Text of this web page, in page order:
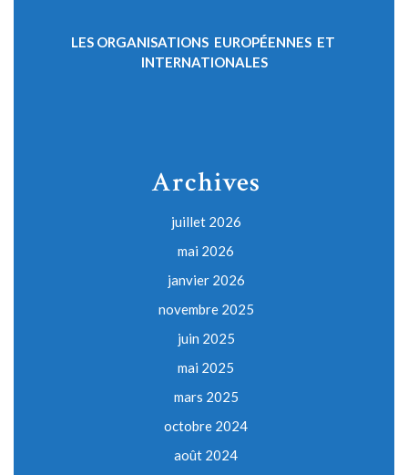
LES ORGANISATIONS EUROPÉENNES ET
INTERNATIONALES
Archives
juillet 2026
mai 2026
janvier 2026
novembre 2025
juin 2025
mai 2025
mars 2025
octobre 2024
août 2024